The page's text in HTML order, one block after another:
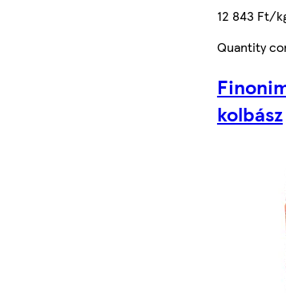
12 843 Ft/
Quantity
kolbász